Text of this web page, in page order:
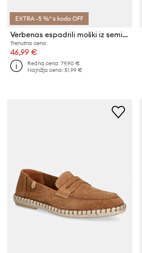
EXTRA -5 %* s kodo OFF
Verbenas espadrili moški iz semiša TRACK SERRAJE
Trenutna cena:
46,99 €
Redna cena:79,90 €
Najnižja cena:51,99 €